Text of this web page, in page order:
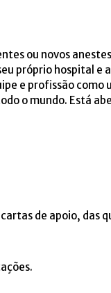
ou novos
próprio hospital e
e profissão como
o mundo. Está
de apoio, das